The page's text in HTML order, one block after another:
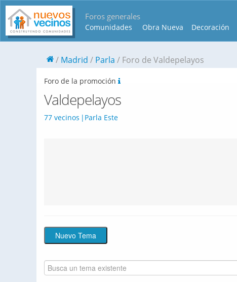
Foros generales
Comunidades Obra Nueva Decoración
Madrid Parla Foro de Valdepelayos
Foro de la promoción
Valdepelayos
77 vecinos Parla Este